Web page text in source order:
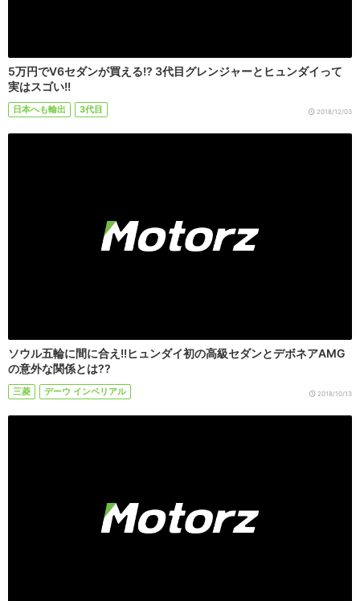
5万円でV6セダンが買える!? 3代目グレンジャーとヒュンダイって
実はスゴい!!
日本へも輸出 3代目 2018/12/03
ソウル五輪に間に合え!!ヒュンダイ初の高級セダンとデボネアAMG
の意外な関係とは??
三菱 デーウ インペリアル 2018/10/13